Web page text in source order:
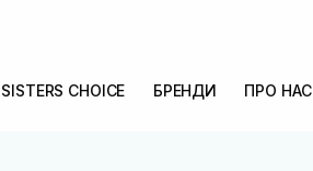
SISTERS CHOICE БРЕНДИ ПРО НАС